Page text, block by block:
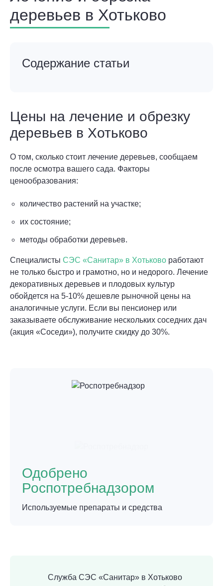
деревьев в Хотьково
Содержание статьи
Цены на лечение и обрезку
деревьев в Хотьково
О том, сколько стоит лечение деревьев, сообщаем
после осмотра вашего сада. Факторы
ценообразования:
количество растений на участке;
их состояние;
методы обработки деревьев.
Специалисты СЭС «Санитар» в Хотьково работают
не только быстро и грамотно, но и недорого. Лечение
декоративных деревьев и плодовых культур
обойдется на 5-10% дешевле рыночной цены на
аналогичные услуги. Если вы пенсионер или
заказываете обслуживание нескольких соседних дач
(акция «Соседи»), получите скидку до 30%.
Одобрено
Роспотребнадзором
Используемые препараты и средства
Служба СЭС «Санитар» в Хотьково